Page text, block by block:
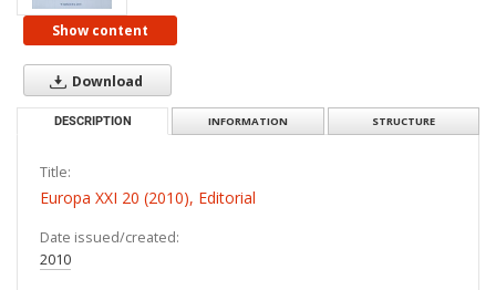
Show content
Download
DESCRIPTION INFORMATION STRUCTURE
Title:
Europa XXI 20 (2010), Editorial
Date issued/created:
2010